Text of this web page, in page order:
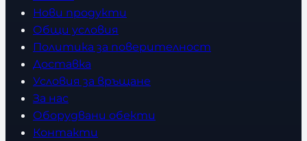
Нови продукти
Общи условия
Политика за поверителност
Доставка
Условия за връщане
За нас
Оборудвани обекти
Контакти